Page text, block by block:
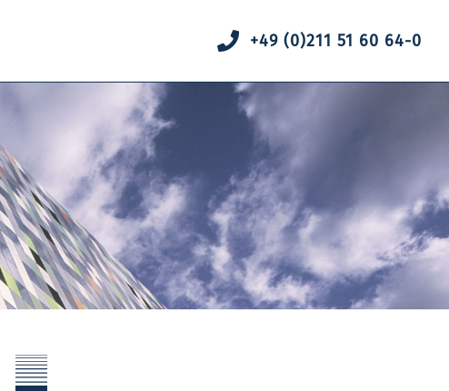
+49 (0)211 51 60 64-0